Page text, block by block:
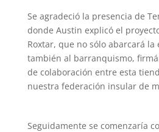
Se agradeció la presencia de
donde Austin explicó el
Roxtar, que no sólo abarcará la
también al barranquismo,
de colaboración entre esta
nuestra federación insular de
Seguidamente se comenzaría